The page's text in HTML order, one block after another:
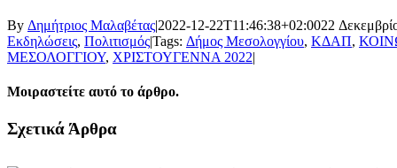
By Δημήτριος Μαλαβέτας|2022-12-22T11:46:38+02:0022
Εκδηλώσεις, Πολιτισμός|Tags: Δήμος Μεσολογγίου, ΚΔΑΠ,
ΜΕΣΟΛΟΓΓΙΟΥ, ΧΡΙΣΤΟΥΓΕΝΝΑ 2022|
Μοιραστείτε αυτό το άρθρο.
Facebook
X
LinkedIn
WhatsApp
Email
Σχετικά Άρθρα